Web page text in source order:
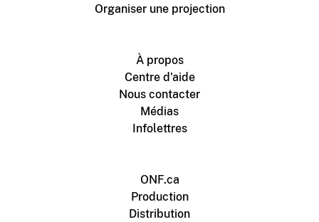
Organiser une projection
À propos
Centre d'aide
Nous contacter
Médias
Infolettres
ONF.ca
Production
Distribution